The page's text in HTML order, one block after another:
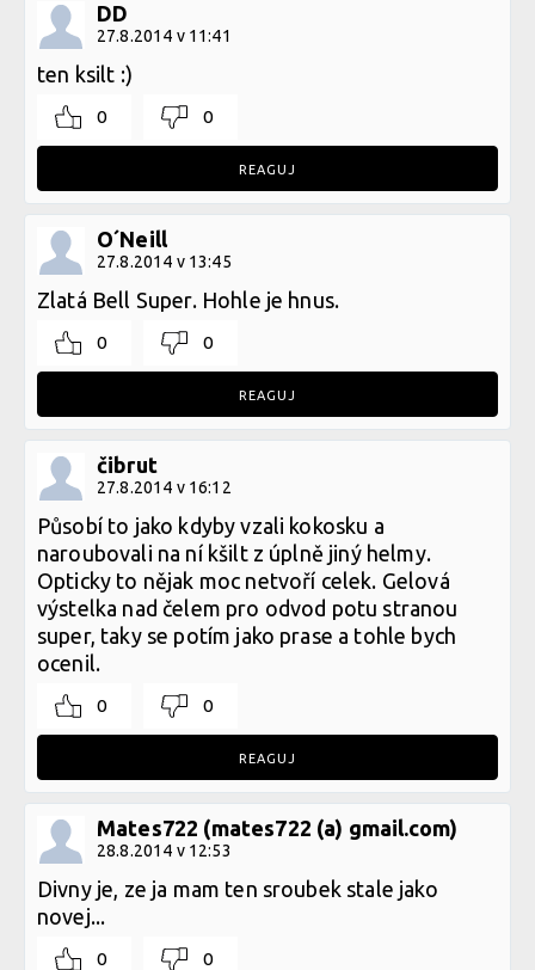
DD
27.8.2014 v 11:41
ten ksilt :)
0 0
REAGUJ
O´Neill
27.8.2014 v 13:45
Zlatá Bell Super. Hohle je hnus.
0 0
REAGUJ
čibrut
27.8.2014 v 16:12
Působí to jako kdyby vzali kokosku a
naroubovali na ní kšilt z úplně jiný helmy.
Opticky to nějak moc netvoří celek. Gelová
výstelka nad čelem pro odvod potu stranou
super, taky se potím jako prase a tohle bych
ocenil.
0 0
REAGUJ
Mates722 (mates722 (a) gmail.com)
28.8.2014 v 12:53
Divny je, ze ja mam ten sroubek stale jako
novej...
0 0